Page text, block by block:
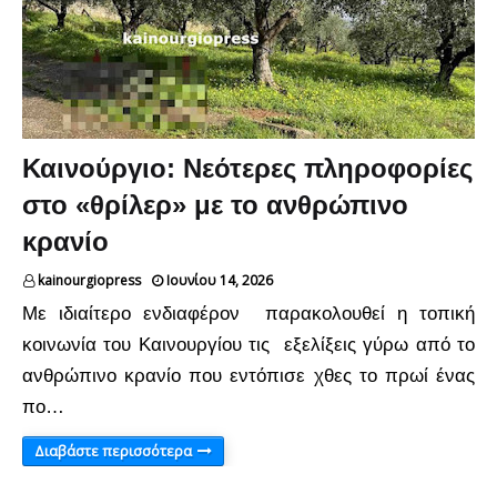
Καινούργιο: Νεότερες πληροφορίες
στο «θρίλερ» με το ανθρώπινο
κρανίο
kainourgiopress Ιουνίου 14, 2026
Με ιδιαίτερο ενδιαφέρον παρακολουθεί η τοπική
κοινωνία του Καινουργίου τις εξελίξεις γύρω από το
ανθρώπινο κρανίο που εντόπισε χθες το πρωί ένας
πο…
Διαβάστε περισσότερα